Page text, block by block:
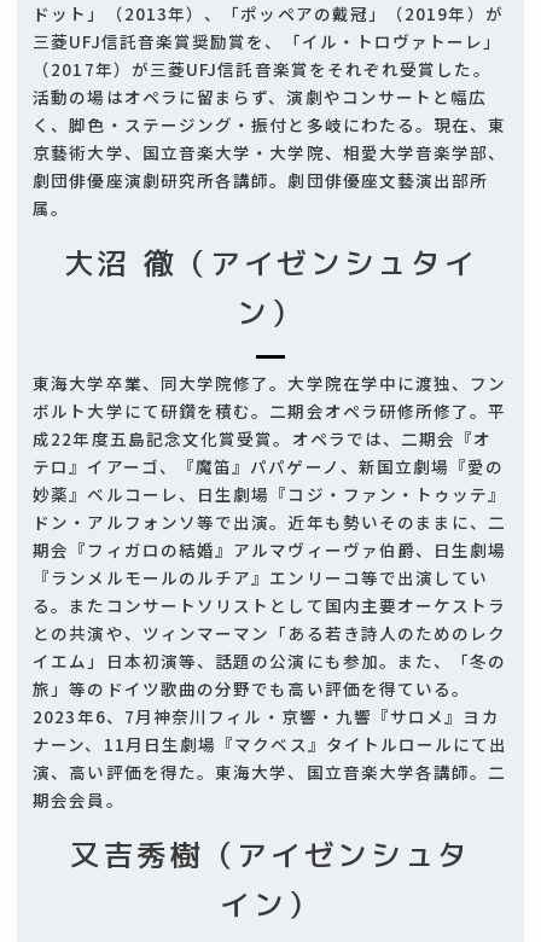
ドット」（2013年）、「ポッペアの戴冠」（2019年）が
三菱UFJ信託音楽賞奨励賞を、「イル・トロヴァトーレ」
（2017年）が三菱UFJ信託音楽賞をそれぞれ受賞した。
活動の場はオペラに留まらず、演劇やコンサートと幅広
く、脚色・ステージング・振付と多岐にわたる。現在、東
京藝術大学、国立音楽大学・大学院、相愛大学音楽学部、
劇団俳優座演劇研究所各講師。劇団俳優座文藝演出部所
属。
大沼 徹（アイゼンシュタイ
ン）
東海大学卒業、同大学院修了。大学院在学中に渡独、フン
ボルト大学にて研鑽を積む。二期会オペラ研修所修了。平
成22年度五島記念文化賞受賞。オペラでは、二期会『オ
テロ』イアーゴ、『魔笛』パパゲーノ、新国立劇場『愛の
妙薬』ベルコーレ、日生劇場『コジ・ファン・トゥッテ』
ドン・アルフォンソ等で出演。近年も勢いそのままに、二
期会『フィガロの結婚』アルマヴィーヴァ伯爵、日生劇場
『ランメルモールのルチア』エンリーコ等で出演してい
る。またコンサートソリストとして国内主要オーケストラ
との共演や、ツィンマーマン「ある若き詩人のためのレク
イエム」日本初演等、話題の公演にも参加。また、「冬の
旅」等のドイツ歌曲の分野でも高い評価を得ている。
2023年6、7月神奈川フィル・京響・九響『サロメ』ヨカ
ナーン、11月日生劇場『マクベス』タイトルロールにて出
演、高い評価を得た。東海大学、国立音楽大学各講師。二
期会会員。
又吉秀樹（アイゼンシュタ
イン）